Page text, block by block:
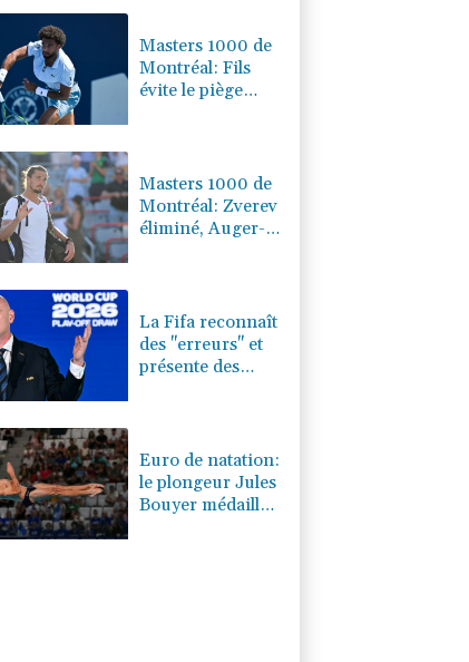
Masters 1000 de
Montréal: Fils
évite le piège
Masters 1000 de
Montréal: Zverev
éliminé, Auger-
La Fifa reconnaît
des "erreurs" et
présente des
Euro de natation:
le plongeur Jules
Bouyer médaillé